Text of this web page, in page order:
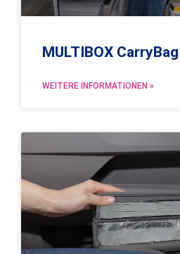
MULTIBOX CarryBag
WEITERE INFORMATIONEN »